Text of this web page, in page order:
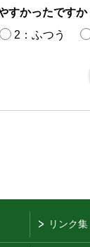
すかったですか
2：ふつう
リンク集